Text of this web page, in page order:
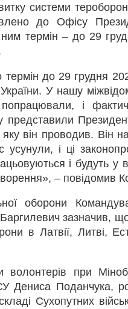
системи
до Офісу
термін – до 29
до 29 грудня
У нашу
попрацювали, і
представили
яку він проводив. Він
і ці
і будуть
– повідомив
оборони
зазначив,
в Латвії, Литві,
при
Дениса Поданчука,
Сухопутних